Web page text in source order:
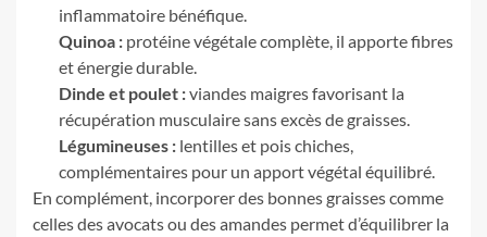
inflammatoire bénéfique.
Quinoa : protéine végétale complète, il apporte fibres
et énergie durable.
Dinde et poulet :viandes maigres favorisant la
récupération musculaire sans excès de graisses.
Légumineuses : lentilles et pois chiches,
complémentaires pour un apport végétal équilibré.
En complément, incorporer des bonnes graisses comme
celles des avocats ou des amandes permet d’équilibrer la